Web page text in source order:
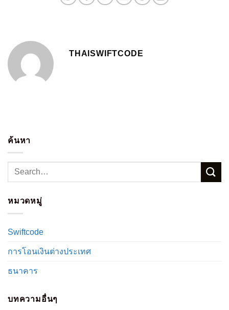
THAISWIFTCODE
ค้นหา
หมวดหมู่
Swiftcode
การโอนเงินต่างประเทศ
ธนาคาร
บทความอื่นๆ